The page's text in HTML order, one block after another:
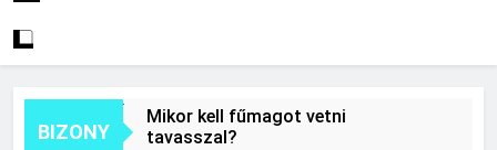
BIZONY
Mikor kell fűmagot vetni
tavasszal?